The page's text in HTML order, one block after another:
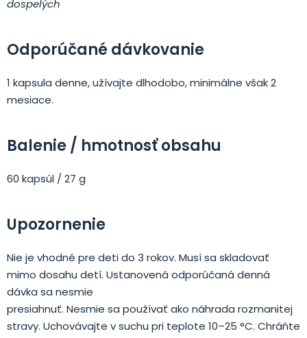
dospelých
Odporúčané dávkovanie
1 kapsula denne, užívajte dlhodobo, minimálne však 2
mesiace.
Balenie / hmotnosť obsahu
60 kapsúl / 27 g
Upozornenie
Nie je vhodné pre deti do 3 rokov. Musí sa skladovať
mimo dosahu detí. Ustanovená odporúčaná denná
dávka sa nesmie
presiahnuť. Nesmie sa používať ako náhrada rozmanitej
stravy. Uchovávajte v suchu pri teplote 10–25 °C. Chráňte